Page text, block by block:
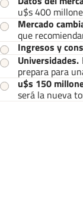
u$s 400
Mercado
que
Ingresos y
Universidades.
prepara para
u$s 150
será la nueva